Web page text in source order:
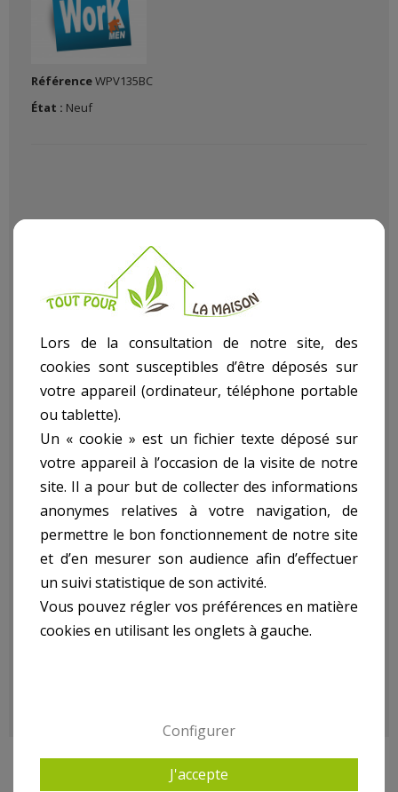
RéférenceWPV135BC
État : Neuf
Pour bricoler à la maison ou équiper son atelier il vaut mieux
avoir du bon matériel de bricolage chez soi avec tout plaisir
Ponceuse 135W
dans notre rayon bricolage articlePonceuse
Descriptif technique
Ponceuse 135W ref.
WPV135BC:
- Puissance : 135W
- Vitesse : 11500T/Min
- Base : 187X90Mm
- Livrée En Boite Couleur
9 AUTRES PRODUITS DANS PONCEUSE
Lors de la consultation de notre site, des
cookies sont susceptibles d’être déposés sur
votre appareil (ordinateur, téléphone portable
ou tablette).
Un « cookie » est un fichier texte déposé sur
votre appareil à l’occasion de la visite de notre
site. Il a pour but de collecter des informations
anonymes relatives à votre navigation, de
permettre le bon fonctionnement de notre site
et d’en mesurer son audience afin d’effectuer
un suivi statistique de son activité.
Vous pouvez régler vos préférences en matière
cookies en utilisant les onglets à gauche.
Configurer
J'accepte